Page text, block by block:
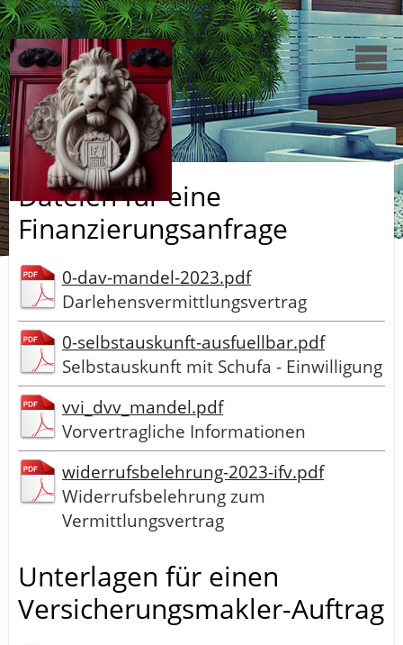
Dateien für eine
Finanzierungsanfrage
0-dav-mandel-2023.pdf
Darlehensvermittlungsvertrag
0-selbstauskunft-ausfuellbar.pdf
Selbstauskunft mit Schufa - Einwilligung
vvi_dvv_mandel.pdf
Vorvertragliche Informationen
widerrufsbelehrung-2023-ifv.pdf
Widerrufsbelehrung zum
Vermittlungsvertrag
Unterlagen für einen
Versicherungsmakler-Auftrag